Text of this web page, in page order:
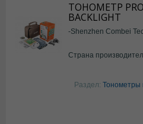
ТОНОМЕТР
BACKLIGHT
-Shenzhen Combei
Страна
Раздел: Тонометры